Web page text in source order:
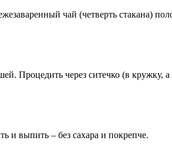
чай (четверть стакана)
Процедить через ситечко (в кружку,
и выпить – без сахара и покрепче.